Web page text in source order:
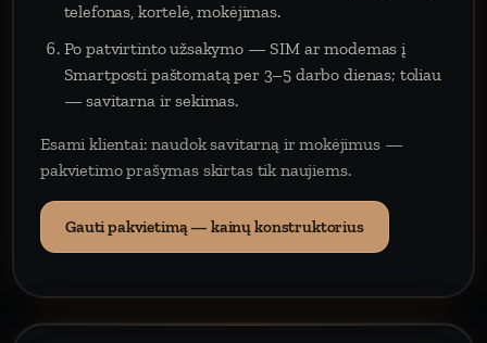
telefonas, kortelė, mokėjimas.
Po patvirtinto užsakymo — SIM ar modemas į
Smartposti paštomatą per 3–5 darbo dienas; toliau
— savitarna ir sekimas.
Esami klientai: naudok savitarną ir mokėjimus —
pakvietimo prašymas skirtas tik naujiems.
Gauti pakvietimą — kainų konstruktorius